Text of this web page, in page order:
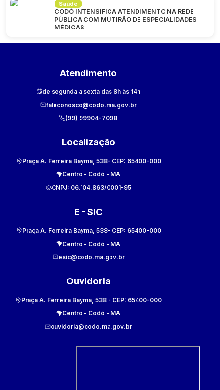
Saúde
CODÓ INTENSIFICA ATENDIMENTO NA REDE
PÚBLICA COM MUTIRÃO DE ESPECIALIDADES
MÉDICAS
Atendimento
de segunda a sexta das 8h às 14h
faleconosco@codo.ma.gov.br
(99) 99904-7098
Localização
Praça A. Ferreira Bayma, 538- CEP: 65400-000
Centro - Codó - MA
CNPJ: 06.104.863/0001-95
E - SIC
Praça A. Ferreira Bayma, 538- CEP: 65400-000
Centro - Codó - MA
esic@codo.ma.gov.br
Ouvidoria
Praça A. Ferreira Bayma, 538 - CEP: 65400-000
Centro - Codó - MA
ouvidoria@codo.ma.gov.br